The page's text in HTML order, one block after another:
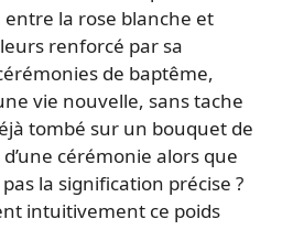
la rose blanche et
renforcé par sa
de baptême,
vie nouvelle, sans tache
tombé sur un bouquet de
cérémonie alors que
la signification précise ?
intuitivement ce poids